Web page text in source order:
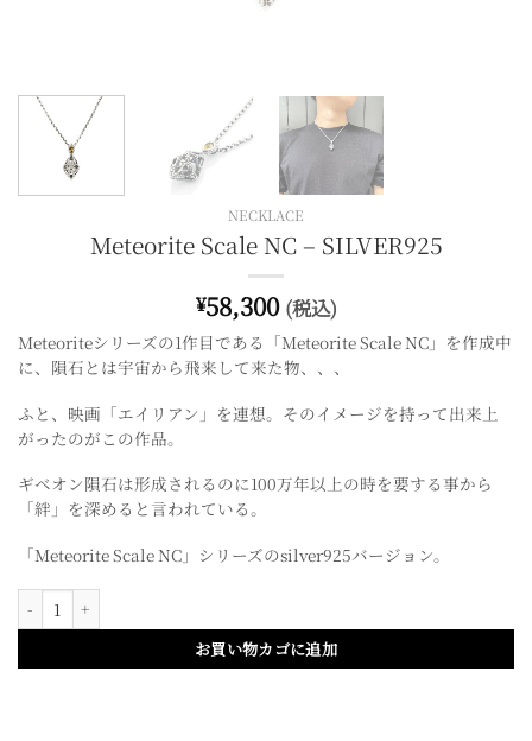
NECKLACE
Meteorite Scale NC – SILVER925
¥58,300 (税込)
Meteoriteシリーズの1作目である「Meteorite Scale NC」を作成中
に、 隕石とは宇宙から飛来して来た物、、、
ふと、映画「エイリアン」を連想。そのイメージを持って出来上
がったのがこの作品。
ギベオン隕石は形成されるのに100万年以上の時を要する事から
「絆」を深めると言われている。
「Meteorite Scale NC」シリーズのsilver925バージョン。
お買い物カゴに追加